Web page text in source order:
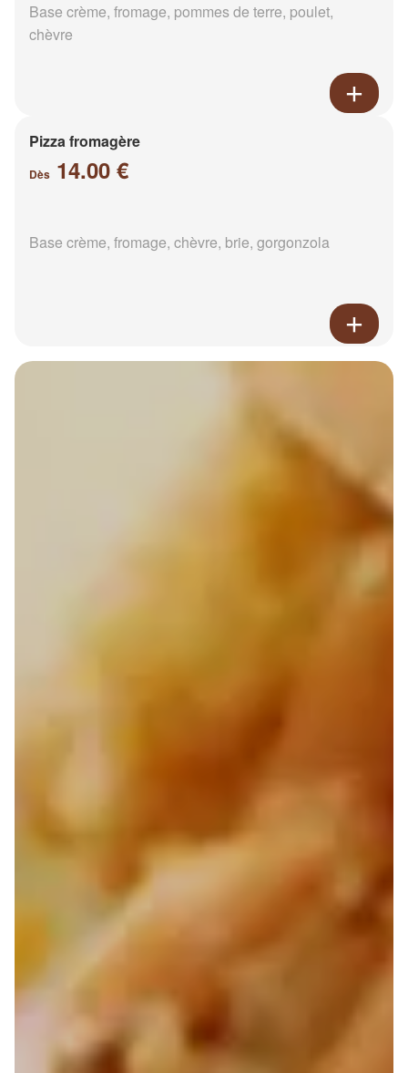
Base crème, fromage, pommes de terre, poulet,
chèvre
Pizza fromagère
Dès 14.00 €
Base crème, fromage, chèvre, brie, gorgonzola